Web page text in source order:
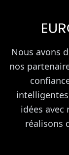
Nous avons
nos
idées avec
réalisons